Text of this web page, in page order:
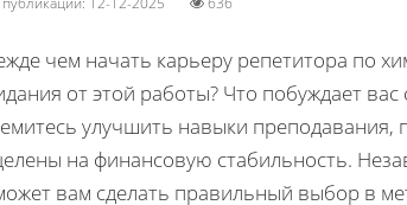
чем начать карьеру репетитора по
от этой работы? Что побуждает
улучшить навыки преподавания,
на финансовую стабильность.
вам сделать правильный выбор в